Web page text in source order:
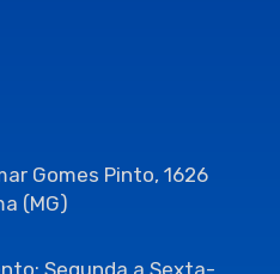
Gomes Pinto, 1626
(MG)